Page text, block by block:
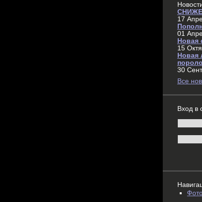
17
01
Новая
15
Новая
30
Все
Вход в